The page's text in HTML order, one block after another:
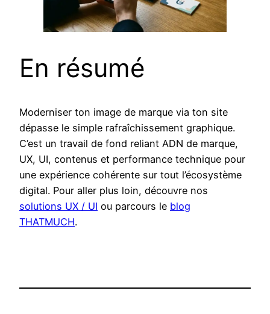
En résumé
Moderniser ton image de marque via ton site
dépasse le simple rafraîchissement graphique.
C’est un travail de fond reliant ADN de marque,
UX, UI, contenus et performance technique pour
une expérience cohérente sur tout l’écosystème
digital. Pour aller plus loin, découvre nos
solutions UX / UI ou parcours le blog
THATMUCH.